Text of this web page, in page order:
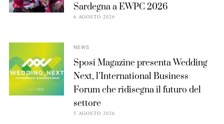
Sardegna a EWPC 2026
6 AGOSTO 2026
NEWS
Sposi Magazine presenta Wedding
Next, l’International Business
Forum che ridisegna il futuro del
settore
5 AGOSTO 2026